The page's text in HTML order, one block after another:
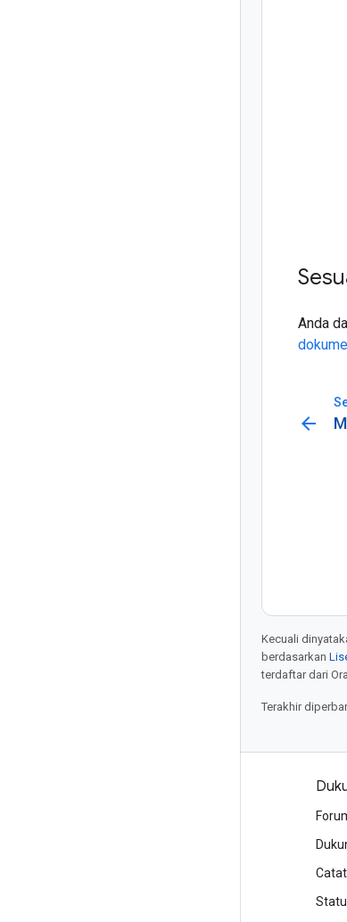
Anda
arrow_back
Kecuali
berdasarkan
terdaftar dari
Terakhir